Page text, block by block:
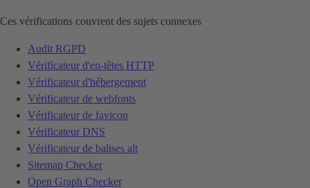
Ces vérifications couvrent des sujets connexes
Audit RGPD
Vérificateur d'en-têtes HTTP
Vérificateur d'hébergement
Vérificateur de webfonts
Vérificateur de favicon
Vérificateur DNS
Vérificateur de balises alt
Sitemap Checker
Open Graph Checker